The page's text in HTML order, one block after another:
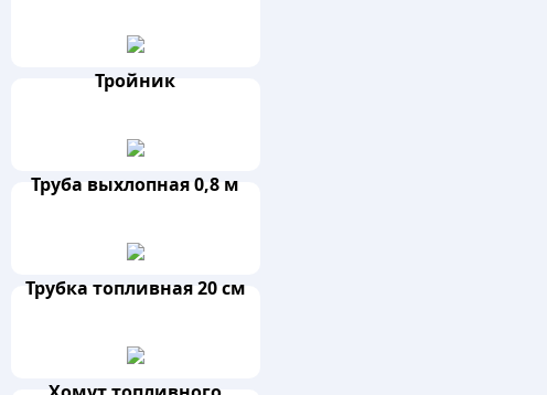
Тройник
Труба выхлопная 0,8 м
Трубка топливная 20 см